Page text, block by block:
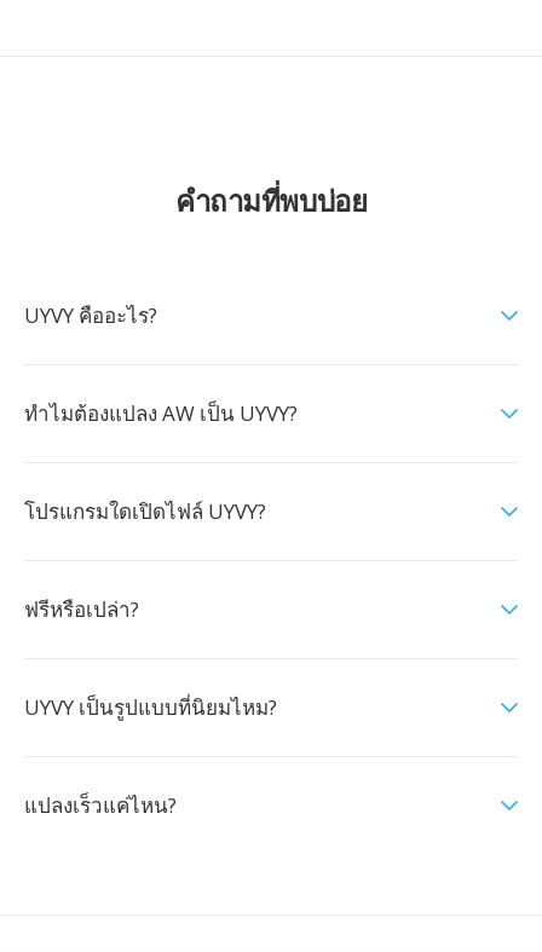
คำถามที่พบบ่อย
UYVY คืออะไร?
ทำไมต้องแปลง AW เป็น UYVY?
โปรแกรมใดเปิดไฟล์ UYVY?
ฟรีหรือเปล่า?
UYVY เป็นรูปแบบที่นิยมไหม?
แปลงเร็วแค่ไหน?